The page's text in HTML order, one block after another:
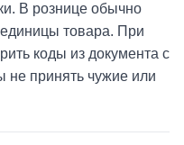
В рознице обычно
товара. При
коды из документа с
не принять чужие или